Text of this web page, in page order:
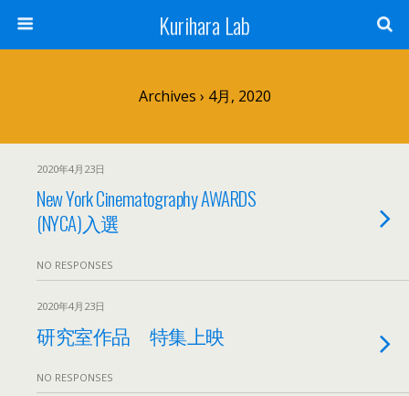
Kurihara Lab
Archives › 4月, 2020
2020年4月23日
New York Cinematography AWARDS
(NYCA)入選
NO RESPONSES
2020年4月23日
研究室作品 特集上映
NO RESPONSES